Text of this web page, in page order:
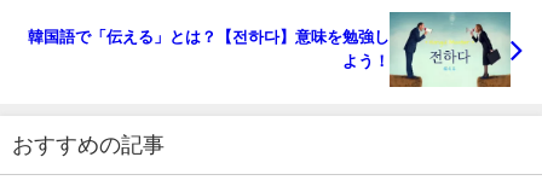
韓国語で「伝える」とは？【전하다】意味を勉強し
よう！
おすすめの記事